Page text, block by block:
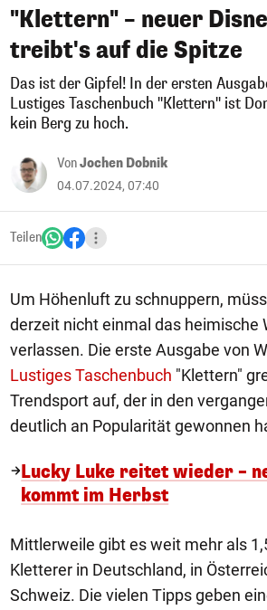
"Klettern" – neuer
treibt's auf die Spitze
Das ist der Gipfel! In der ersten
Lustiges Taschenbuch "Klettern" ist
kein Berg zu hoch.
VonJochen Dobnik
04.07.2024, 07:40
Teilen
Um Höhenluft zu schnuppern,
derzeit nicht einmal das heimische
verlassen. Die erste Ausgabe von
Lustiges Taschenbuch "Klettern"
Trendsport auf, der in den
deutlich an Popularität gewonnen
Lucky Luke reitet wieder –
kommt im Herbst
Mittlerweile gibt es weit mehr als
Kletterer in Deutschland, in
Schweiz. Die vielen Tipps geben